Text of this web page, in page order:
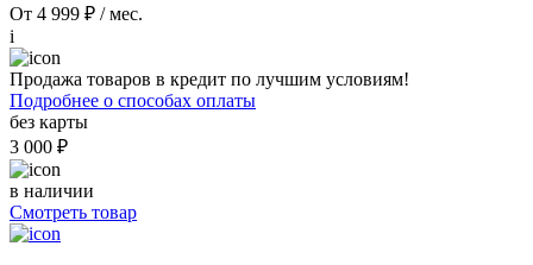
От 4 999 ₽ / мес.
i
Продажа товаров в кредит по лучшим условиям!
Подробнее о способах оплаты
без карты
3 000 ₽
в наличии
Смотреть товар